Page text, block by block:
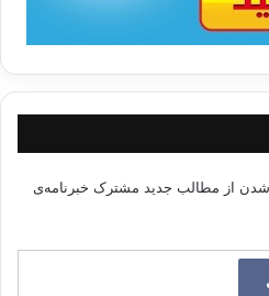
شدن از مطالب جدید مشترک خبرنامه‌ی